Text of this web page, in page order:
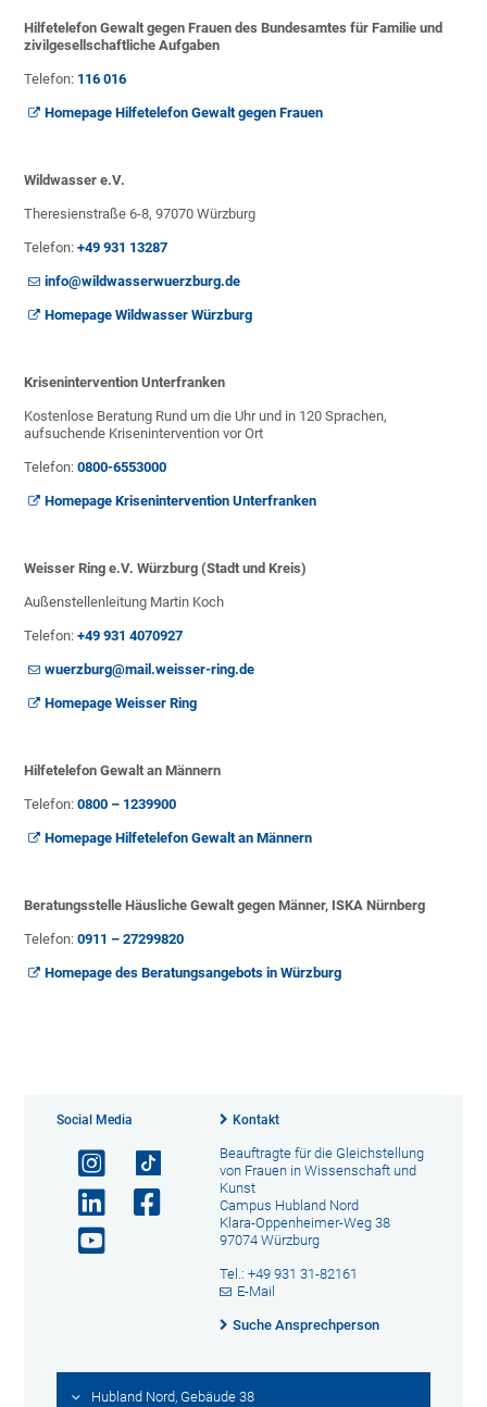
Hilfetelefon Gewalt gegen Frauen des Bundesamtes für Familie und
zivilgesellschaftliche Aufgaben
Telefon: 116 016
Homepage Hilfetelefon Gewalt gegen Frauen
Wildwasser e.V.
Theresienstraße 6-8, 97070 Würzburg
Telefon:+49 931 13287
info@wildwasserwuerzburg.de
Homepage Wildwasser Würzburg
Krisenintervention Unterfranken
Kostenlose Beratung Rund um die Uhr und in 120 Sprachen,
aufsuchende Krisenintervention vor Ort
Telefon:0800-6553000
Homepage Krisenintervention Unterfranken
Weisser Ring e.V. Würzburg (Stadt und Kreis)
Außenstellenleitung Martin Koch
Telefon:+49 931 4070927
wuerzburg@mail.weisser-ring.de
Homepage Weisser Ring
Hilfetelefon Gewalt an Männern
Telefon:0800 – 1239900
Homepage Hilfetelefon Gewalt an Männern
Beratungsstelle Häusliche Gewalt gegen Männer, ISKA Nürnberg
Telefon:0911 – 27299820
Homepage des Beratungsangebots in Würzburg
Social Media Kontakt
Beauftragte für die Gleichstellung
von Frauen in Wissenschaft und
Kunst
Campus Hubland Nord
Klara-Oppenheimer-Weg 38
97074 Würzburg
Tel.: +49 931 31-82161
E-Mail
Suche Ansprechperson
Hubland Nord, Gebäude 38